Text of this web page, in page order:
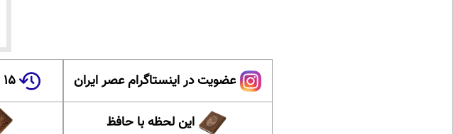
عضویت در اینستاگرام عصر ایران ۱۵ سال پیش در چنین روزی
این لحظه با حافظ